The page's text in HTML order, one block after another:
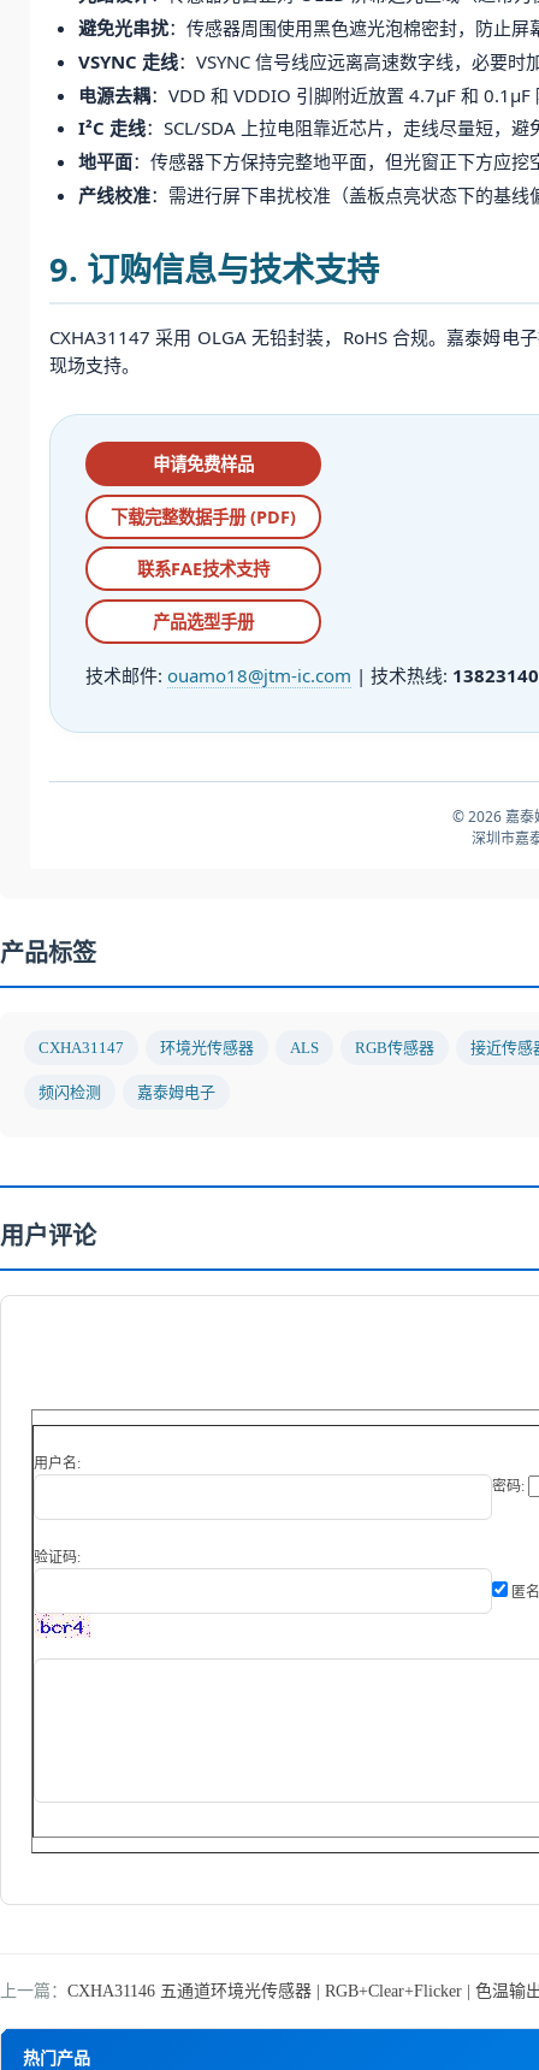
热门产品
避免光串扰：传感器周围使用黑色遮光泡棉密封，防止
VSYNC 走线：VSYNC 信号线应远离高速数字线，必要
电源去耦：VDD 和 VDDIO 引脚附近放置 4.7μF 和
I²C 走线：SCL/SDA 上拉电阻靠近芯片，走线尽量短，
地平面：传感器下方保持完整地平面，但光窗正下方应挖
产线校准：需进行屏下串扰校准（盖板点亮状态下的基
9. 订购信息与技术支持
CXHA31147 采用 OLGA 无铅封装，RoHS 合规。嘉泰姆电
现场支持。
申请免费样品
下载完整数据手册 (PDF)
联系FAE技术支持
产品选型手册
技术邮件: ouamo18@jtm-ic.com | 技术热线:
© 2026 嘉泰
深圳市嘉
产品标签
CXHA31147 环境光传感器 ALS RGB传感器 接近传感
频闪检测 嘉泰姆电子
用户评论
用户名:
密码:
验证码:
匿
上一篇： CXHA31146 五通道环境光传感器 | RGB+Clear+Flicker | 色温输